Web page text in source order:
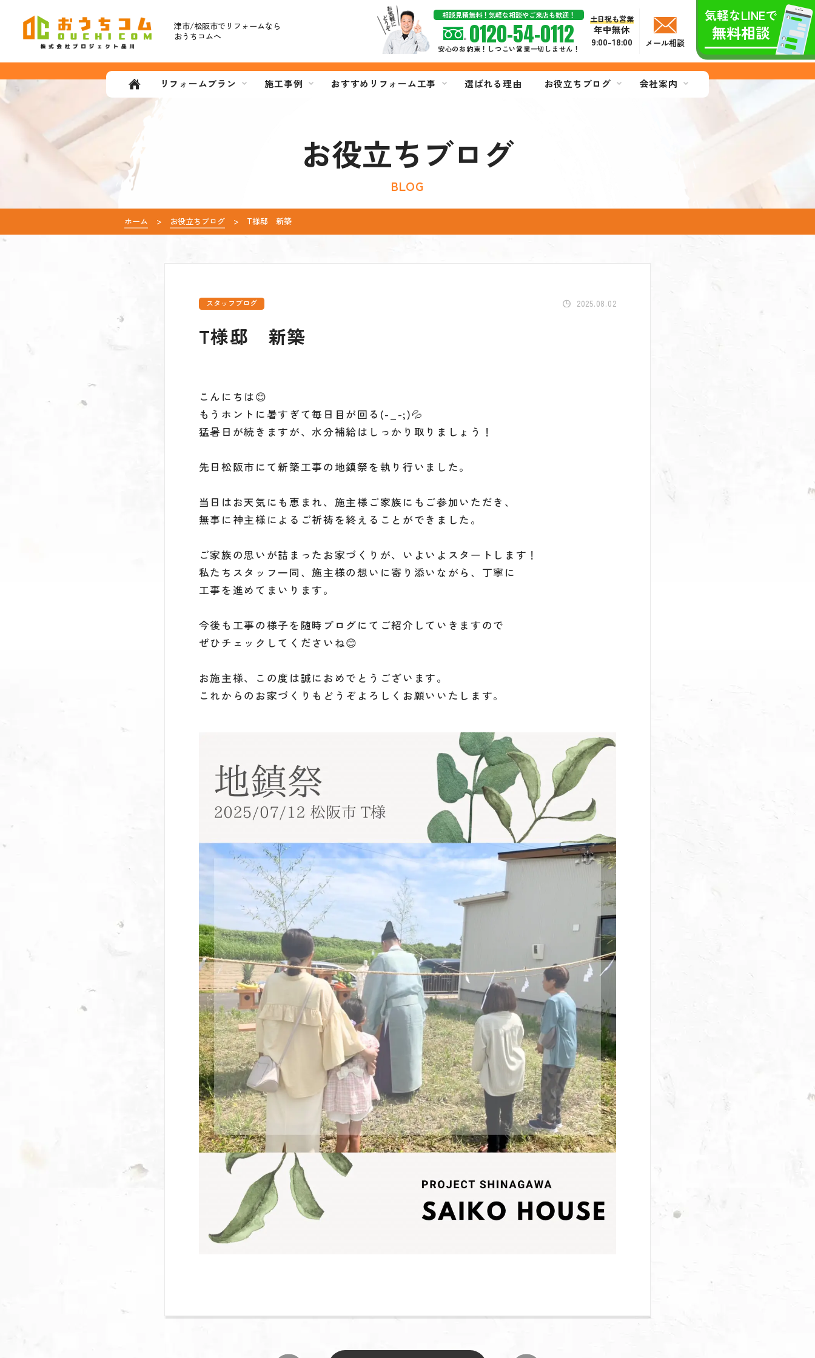
津市/松阪市で リフォームなら
おうちコムへ
相談見積無料！気軽な相談やご来店も歓迎！
0120-54-0112
安心のお約束！しつこい営業一切しません！
土日祝も営業
年中無休
9:00-18:00
メール相談
気軽なLINEで
無料相談
リフォームプラン 施工事例 おすすめリフォーム工事 選ばれる理由 お役立ちブログ 会社案内
お役立ちブログ
BLOG
ホーム お役立ちブログ T様邸 新築
スタッフブログ 2025.08.02
T様邸 新築
こんにちは😊
もうホントに暑すぎて毎日目が回る(-_-;)💦
猛暑日が続きますが、水分補給はしっかり取りましょう！
先日松阪市にて新築工事の地鎮祭を執り行いました。
当日はお天気にも恵まれ、施主様ご家族にもご参加いただき、
無事に神主様によるご祈祷を終えることができました。
ご家族の思いが詰まったお家づくりが、いよいよスタートします！
私たちスタッフ一同、施主様の想いに寄り添いながら、丁寧に
工事を進めてまいります。
今後も工事の様子を随時ブログにてご紹介していきますので
ぜひチェックしてくださいね😊
お施主様、この度は誠におめでとうございます。
これからのお家づくりもどうぞよろしくお願いいたします。